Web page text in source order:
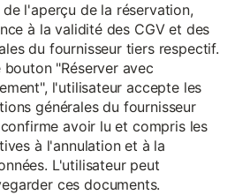
de l'aperçu de la réservation,
à la validité des CGV et des
du fournisseur tiers respectif.
"Réserver avec
l'utilisateur accepte les
générales du fournisseur
avoir lu et compris les
à l'annulation et à la
L'utilisateur peut
ces documents.